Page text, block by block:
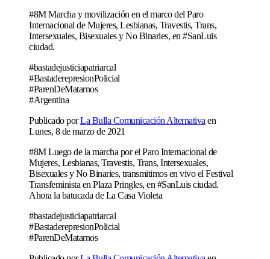
#8M Marcha y movilización en el marco del Paro
Internacional de Mujeres, Lesbianas, Travestis, Trans,
Intersexuales, Bisexuales y No Binaries, en #SanLuis
ciudad.
#bastadejusticiapatriarcal
#BastaderepresionPolicial
#ParenDeMatarnos
#Argentina
Publicado porLa Bulla Comunicación Alternativa en
Lunes, 8 de marzo de 2021
#8M Luego de la marcha por el Paro Internacional de
Mujeres, Lesbianas, Travestis, Trans, Intersexuales,
Bisexuales y No Binaries, transmitimos en vivo el Festival
Transfeminista en Plaza Pringles, en #SanLuis ciudad.
Ahora la batucada de La Casa Violeta
#bastadejusticiapatriarcal
#BastaderepresionPolicial
#ParenDeMatarnos